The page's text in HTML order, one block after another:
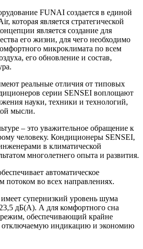
FUNAI создается в единой
которая является стратегической
является создание для
его жизни, для чего необходимо
микроклимата по всем
его обновление и состав,
реальные отличия от типовых
серии SENSEI воплощают
науки, техники и технологий,
мысли.
– это уважительное обращение к
человеку. Кондиционеры SENSEI,
в климатической
многолетнего опыта и развития.
автоматическое
потоком во всех направлениях.
супернизкий уровень шума
дБ(А). А для комфортного сна
обеспечивающий крайне
отключаемую индикацию и экономию